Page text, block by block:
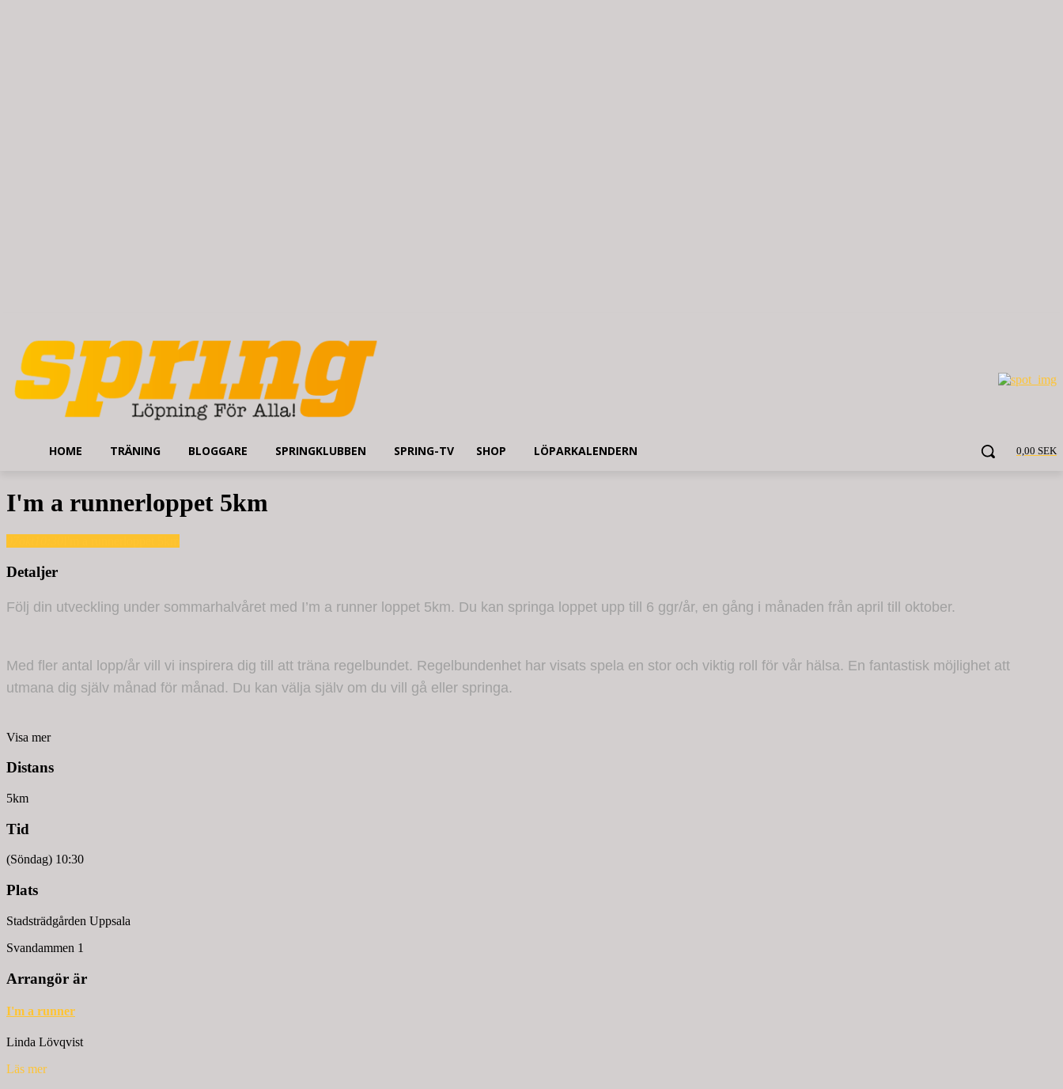
0,00 SEK
HOME TRÄNING BLOGGARE SPRINGKLUBBEN SPRING-TV SHOP LÖPARKALENDERN
I'm a runnerloppet 5km
Detaljer
Följ din utveckling under sommarhalvåret med I’m a runner loppet 5km. Du kan springa loppet upp till 6 ggr/år, en gång i månaden från april till oktober.
Med fler antal lopp/år vill vi inspirera dig till att träna regelbundet. Regelbundenhet har visats spela en stor och viktig roll för vår hälsa. En fantastisk möjlighet att
utmana dig själv månad för månad. Du kan välja själv om du vill gå eller springa.
Visa mer
Distans
5km
Tid
(Söndag) 10:30
Plats
Stadsträdgården Uppsala
Svandammen 1
Arrangör är
I'm a runner
Linda Lövqvist
Läs mer